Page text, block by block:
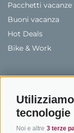
tecnologie
Noi e altre 3 terze
L'ALTO
INFO UTILI
Pacchetti vacanze
Buoni vacanza
Hot Deals
Bike & Work